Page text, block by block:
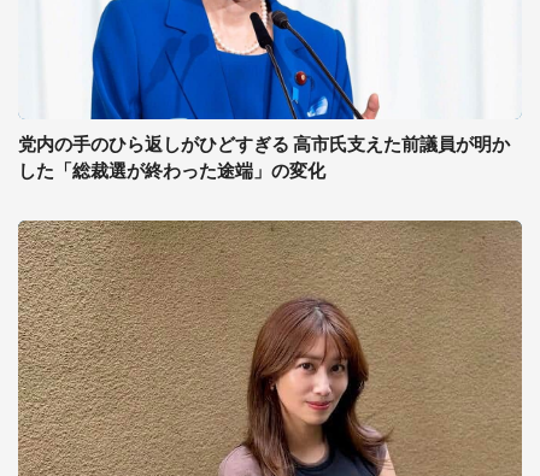
党内の手のひら返しがひどすぎる 高市氏支えた前議員が明か
した「総裁選が終わった途端」の変化